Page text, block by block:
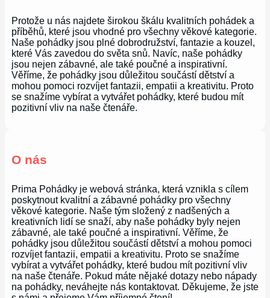
Protože u nás najdete širokou škálu kvalitních pohádek a
příběhů, které jsou vhodné pro všechny věkové kategorie.
Naše pohádky jsou plné dobrodružství, fantazie a kouzel,
které Vás zavedou do světa snů. Navíc, naše pohádky
jsou nejen zábavné, ale také poučné a inspirativní.
Věříme, že pohádky jsou důležitou součástí dětství a
mohou pomoci rozvíjet fantazii, empatii a kreativitu. Proto
se snažíme vybírat a vytvářet pohádky, které budou mít
pozitivní vliv na naše čtenáře.
O nás
Prima Pohádky je webová stránka, která vznikla s cílem
poskytnout kvalitní a zábavné pohádky pro všechny
věkové kategorie. Naše tým složený z nadšených a
kreativních lidí se snaží, aby naše pohádky byly nejen
zábavné, ale také poučné a inspirativní. Věříme, že
pohádky jsou důležitou součástí dětství a mohou pomoci
rozvíjet fantazii, empatii a kreativitu. Proto se snažíme
vybírat a vytvářet pohádky, které budou mít pozitivní vliv
na naše čtenáře. Pokud máte nějaké dotazy nebo nápady
na pohádky, neváhejte nás kontaktovat. Děkujeme, že jste